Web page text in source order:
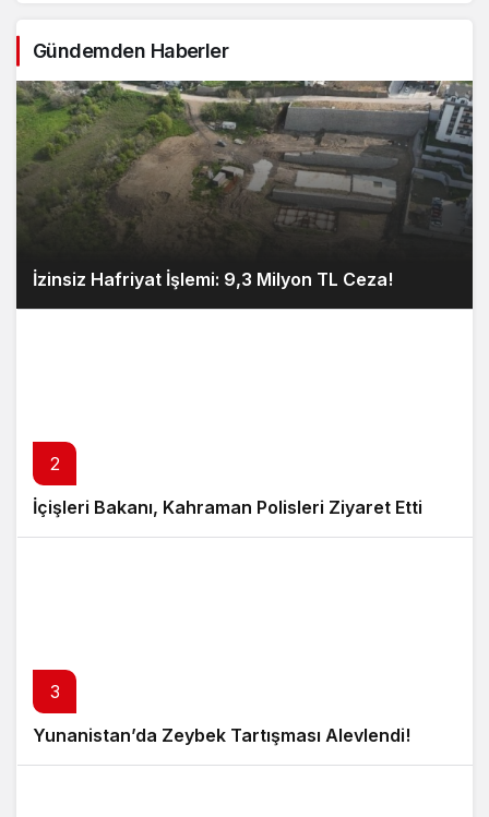
Gündemden Haberler
İzinsiz Hafriyat İşlemi: 9,3 Milyon TL Ceza!
2
İçişleri Bakanı, Kahraman Polisleri Ziyaret Etti
3
Yunanistan’da Zeybek Tartışması Alevlendi!